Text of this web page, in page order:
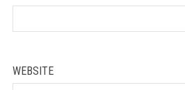
WEBSITE